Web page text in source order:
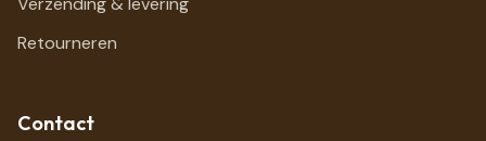
Retourneren
Contact